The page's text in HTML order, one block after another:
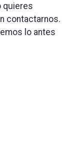
quieres
contactarnos.
lo antes